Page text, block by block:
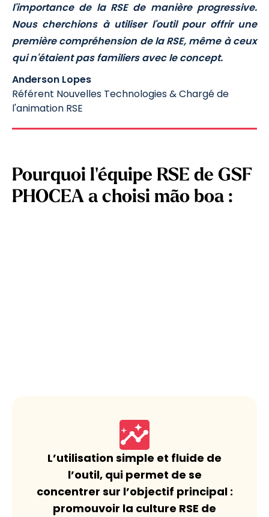
l'importance de la RSE de manière progressive.
Nous cherchions à utiliser l'outil pour offrir une
première compréhension de la RSE, même à ceux
qui n'étaient pas familiers avec le concept.
Anderson Lopes
Référent Nouvelles Technologies & Chargé de
l'animation RSE
Pourquoi l'équipe RSE de GSF
PHOCEA a choisi mão boa :
L’utilisation simple et fluide de
l’outil, qui permet de se
concentrer sur l’objectif principal :
promouvoir la culture RSE de